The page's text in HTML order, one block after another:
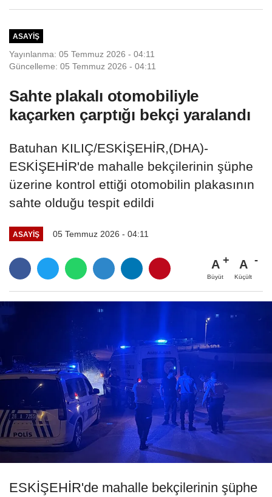
ASAYIŞ
Yayınlanma: 05 Temmuz 2026 - 04:11
Güncelleme: 05 Temmuz 2026 - 04:11
Sahte plakalı otomobiliyle
kaçarken çarptığı bekçi yaralandı
Batuhan KILIÇ/ESKİŞEHİR,(DHA)-
ESKİŞEHİR'de mahalle bekçilerinin şüphe
üzerine kontrol ettiği otomobilin plakasının
sahte olduğu tespit edildi
ASAYIŞ 05 Temmuz 2026 - 04:11
A
Büyüt
A
Küçült
ESKİŞEHİR'de mahalle bekçilerinin şüphe